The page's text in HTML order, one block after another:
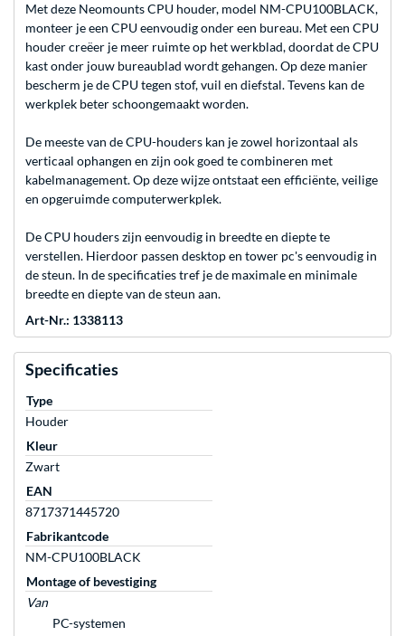
Met deze Neomounts CPU houder, model NM-CPU100BLACK,
monteer je een CPU eenvoudig onder een bureau. Met een CPU
houder creëer je meer ruimte op het werkblad, doordat de CPU
kast onder jouw bureaublad wordt gehangen. Op deze manier
bescherm je de CPU tegen stof, vuil en diefstal. Tevens kan de
werkplek beter schoongemaakt worden.
De meeste van de CPU-houders kan je zowel horizontaal als
verticaal ophangen en zijn ook goed te combineren met
kabelmanagement. Op deze wijze ontstaat een efficiënte, veilige
en opgeruimde computerwerkplek.
De CPU houders zijn eenvoudig in breedte en diepte te
verstellen. Hierdoor passen desktop en tower pc's eenvoudig in
de steun. In de specificaties tref je de maximale en minimale
breedte en diepte van de steun aan.
Art-Nr.: 1338113
Specificaties
Type
Houder
Kleur
Zwart
EAN
8717371445720
Fabrikantcode
NM-CPU100BLACK
Montage of bevestiging
Van
PC-systemen